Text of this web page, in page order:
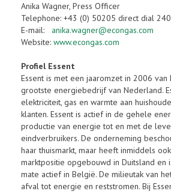
Anika Wagner, Press Officer
Telephone: +43 (0) 50205 direct dial
E-mail: anika.wagner@econgas.com
Website: www.econgas.com
Profiel Essent
Essent is met een jaaromzet in 2006 van
grootste energiebedrijf van Nederland.
elektriciteit, gas en warmte aan
klanten. Essent is actief in de gehele
productie van energie tot en met de
eindverbruikers. De onderneming
haar thuismarkt, maar heeft inmiddels
marktpositie opgebouwd in Duitsland en
mate actief in België. De milieutak van
afval tot energie en reststromen. Bij